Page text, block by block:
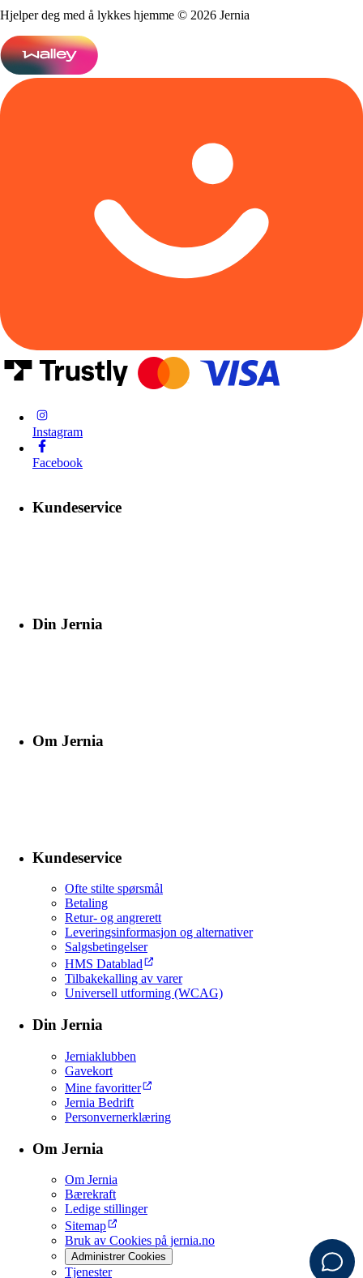
Hjelper deg med å lykkes hjemme © 2026 Jernia
Instagram
Facebook
Kundeservice
Din Jernia
Om Jernia
Kundeservice
Ofte stilte spørsmål
Betaling
Retur- og angrerett
Leveringsinformasjon og alternativer
Salgsbetingelser
HMS Datablad
Tilbakekalling av varer
Universell utforming (WCAG)
Din Jernia
Jerniaklubben
Gavekort
Mine favoritter
Jernia Bedrift
Personvernerklæring
Om Jernia
Om Jernia
Bærekraft
Ledige stillinger
Sitemap
Bruk av Cookies på jernia.no
Administrer Cookies
Tjenester